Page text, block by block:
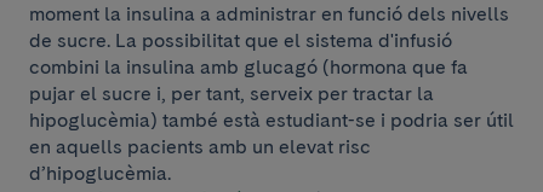
moment la insulina a administrar en funció dels nivells
de sucre. La possibilitat que el sistema d'infusió
combini la insulina amb glucagó (hormona que fa
pujar el sucre i, per tant, serveix per tractar la
hipoglucèmia) també està estudiant-se i podria ser útil
en aquells pacients amb un elevat risc
d’hipoglucèmia.